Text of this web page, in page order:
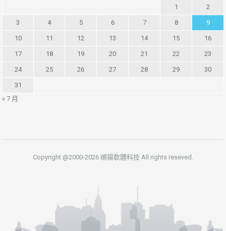
1 2
3 4 5 6 7 8 9
10 11 12 13 14 15 16
17 18 19 20 21 22 23
24 25 26 27 28 29 30
31
« 7 月
Copyright @2000-2026 順揚軟體科技 All rights reseved.